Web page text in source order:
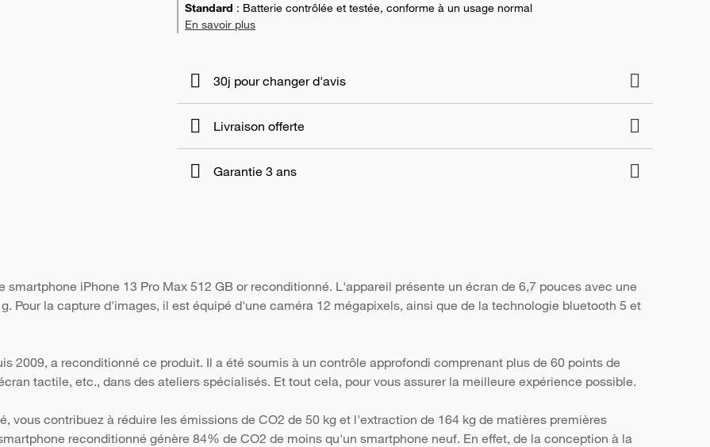
Standard : Batterie contrôlée et testée, conforme à un usage normal
En savoir plus
30j pour changer d'avis
Livraison offerte
Garantie 3 ans
iPhone 13 Pro Max 512 GB or reconditionné. L'appareil présente un écran de 6,7 pouces avec une
Pour la capture d'images, il est équipé d'une caméra 12 mégapixels, ainsi que de la technologie bluetooth 5 et
2009, a reconditionné ce produit. Il a été soumis à un contrôle approfondi comprenant plus de 60 points de
tactile, etc., dans des ateliers spécialisés. Et tout cela, pour vous assurer la meilleure expérience possible.
vous contribuez à réduire les émissions de CO2 de 50 kg et l'extraction de 164 kg de matières premières
reconditionné génère 84% de CO2 de moins qu'un smartphone neuf. En effet, de la conception à la